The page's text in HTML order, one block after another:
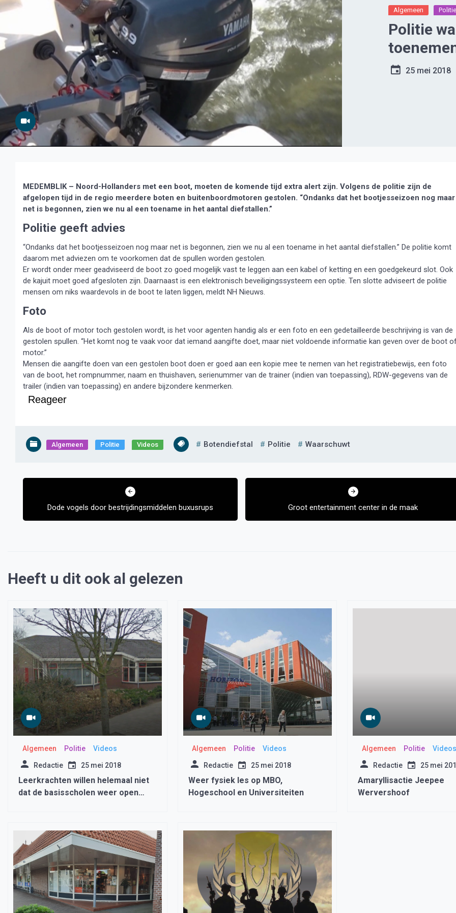
Algemeen
Politie
25 mei 2018
MEDEMBLIK – Noord-Hollanders met een boot, moeten de komende tijd extra alert zijn. Volgens de politie zijn de
afgelopen tijd in de regio meerdere boten en buitenboordmotoren gestolen. “Ondanks dat het bootjesseizoen nog maar
net is begonnen, zien we nu al een toename in het aantal diefstallen.”
Politie geeft advies
“Ondanks dat het bootjesseizoen nog maar net is begonnen, zien we nu al een toename in het aantal diefstallen.” De politie komt
daarom met adviezen om te voorkomen dat de spullen worden gestolen.
Er wordt onder meer geadviseerd de boot zo goed mogelijk vast te leggen aan een kabel of ketting en een goedgekeurd slot. Ook
de kajuit moet goed afgesloten zijn. Daarnaast is een elektronisch beveiligingssysteem een optie. Ten slotte adviseert de politie
mensen om niks waardevols in de boot te laten liggen, meldt NH Nieuws.
Foto
Als de boot of motor toch gestolen wordt, is het voor agenten handig als er een foto en een gedetailleerde beschrijving is van de
gestolen spullen. “Het komt nog te vaak voor dat iemand aangifte doet, maar niet voldoende informatie kan geven over de boot
motor.”
Mensen die aangifte doen van een gestolen boot doen er goed aan een kopie mee te nemen van het registratiebewijs, een foto
van de boot, het rompnummer, naam en thuishaven, serienummer van de trainer (indien van toepassing), RDW-gegevens van de
trailer (indien van toepassing) en andere bijzondere kenmerken.
Reageer
Algemeen Politie Videos Botendiefstal Politie Waarschuwt
Bericht
Dode vogels door bestrijdingsmiddelen buxusrups Groot entertainment center in de maak
Heeft u dit ook al gelezen
Algemeen Politie Videos
Redactie 25 mei 2018
Leerkrachten willen helemaal niet
dat de basisscholen weer open
Algemeen Politie Videos
Redactie 25 mei 2018
Weer fysiek les op MBO,
Hogeschool en Universiteiten
Algemeen Politie Videos
Redactie 25 mei
Amaryllisactie Jeepee
Wervershoof